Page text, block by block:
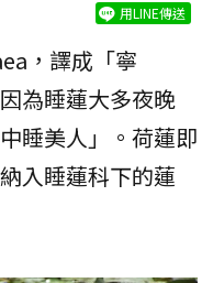
用LINE傳送
，譯成「寧
為睡蓮大多夜晚
睡美人」。荷蓮即
入睡蓮科下的蓮